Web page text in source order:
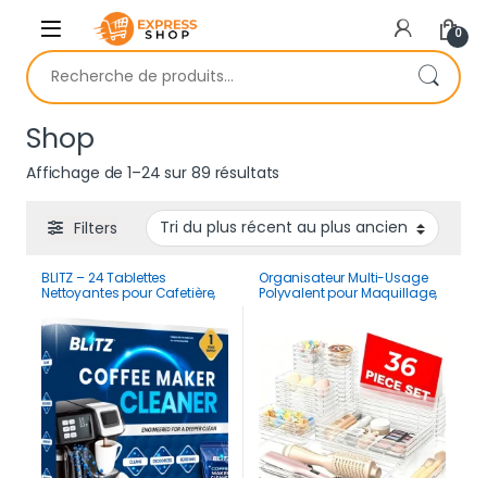
Skip to navigation
Skip to content
0
Recherche pour :
Shop
Affichage de 1–24 sur 89 résultats
Filters
BLITZ – 24 Tablettes
Nettoyantes pour Cafetière,
Organisateur Multi-Usage
Polyvalent pour Maquillage,